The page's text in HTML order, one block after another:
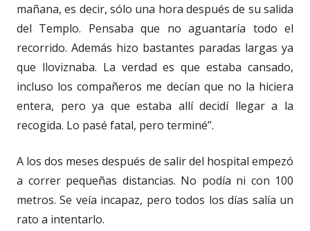
mañana, es decir, sólo una hora después de su salida
del Templo. Pensaba que no aguantaría todo el
recorrido. Además hizo bastantes paradas largas ya
que lloviznaba. La verdad es que estaba cansado,
incluso los compañeros me decían que no la hiciera
entera, pero ya que estaba allí decidí llegar a la
recogida. Lo pasé fatal, pero terminé”.
A los dos meses después de salir del hospital empezó
a correr pequeñas distancias. No podía ni con 100
metros. Se veía incapaz, pero todos los días salía un
rato a intentarlo.